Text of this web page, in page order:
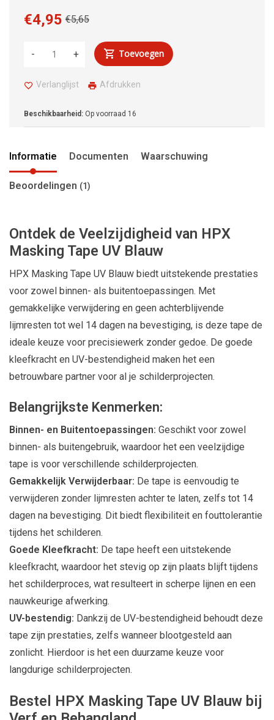
€5,65
€4,95
+
- Toevoegen
Verlanglijst Afdrukken
Beschikbaarheid: Op voorraad 16
Informatie Documenten Waarschuwing
Beoordelingen (1)
Ontdek de Veelzijdigheid van HPX
Masking Tape UV Blauw
HPX Masking Tape UV Blauw biedt uitstekende prestaties
voor zowel binnen- als buitentoepassingen. Met
gemakkelijke verwijdering en geen achterblijvende
lijmresten tot wel 14 dagen na bevestiging, is deze tape de
ideale keuze voor precisiewerk zonder gedoe. De goede
kleefkracht en UV-bestendigheid maken het een
betrouwbare partner voor al je schilderprojecten.
Belangrijkste Kenmerken:
Binnen- en Buitentoepassingen: Geschikt voor zowel
binnen- als buitengebruik, waardoor het een veelzijdige
tape is voor verschillende schilderprojecten.
Gemakkelijk Verwijderbaar: De tape is eenvoudig te
verwijderen zonder lijmresten achter te laten, zelfs tot 14
dagen na bevestiging. Dit biedt flexibiliteit en fouttolerantie
tijdens het schilderen.
Goede Kleefkracht: De tape heeft een uitstekende
kleefkracht, waardoor het stevig op zijn plaats blijft tijdens
het schilderproces, wat resulteert in scherpe lijnen en een
nauwkeurige afwerking.
UV-bestendig: Dankzij de UV-bestendigheid behoudt deze
tape zijn prestaties, zelfs wanneer blootgesteld aan
zonlicht. Hierdoor is het een duurzame keuze voor
langdurige schilderprojecten.
Bestel HPX Masking Tape UV Blauw bij